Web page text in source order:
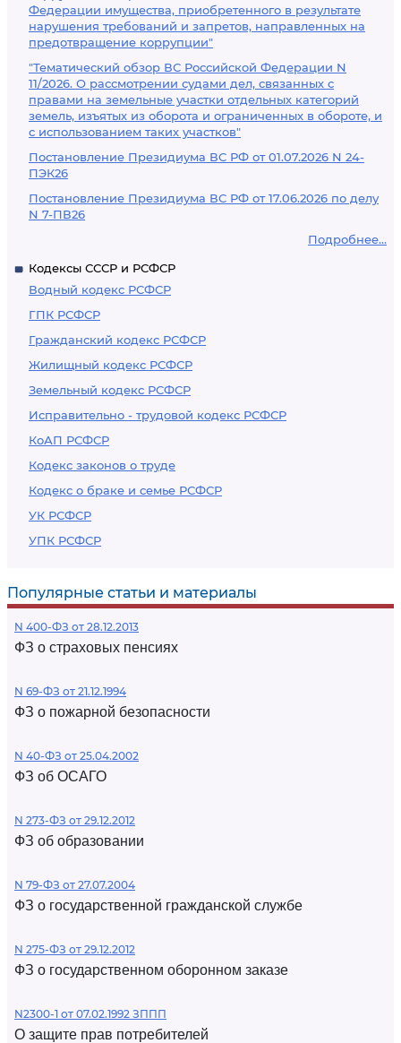
Федерации имущества, приобретенного в результате
нарушения требований и запретов, направленных на
предотвращение коррупции"
"Тематический обзор ВС Российской Федерации N
11/2026. О рассмотрении судами дел, связанных с
правами на земельные участки отдельных категорий
земель, изъятых из оборота и ограниченных в обороте, и
с использованием таких участков"
Постановление Президиума ВС РФ от 01.07.2026 N 24-
ПЭК26
Постановление Президиума ВС РФ от 17.06.2026 по делу
N 7-ПВ26
Подробнее...
Кодексы СССР и РСФСР
Водный кодекс РСФСР
ГПК РСФСР
Гражданский кодекс РСФСР
Жилищный кодекс РСФСР
Земельный кодекс РСФСР
Исправительно - трудовой кодекс РСФСР
КоАП РСФСР
Кодекс законов о труде
Кодекс о браке и семье РСФСР
УК РСФСР
УПК РСФСР
Популярные статьи и материалы
N 400-ФЗ от 28.12.2013
ФЗ о страховых пенсиях
N 69-ФЗ от 21.12.1994
ФЗ о пожарной безопасности
N 40-ФЗ от 25.04.2002
ФЗ об ОСАГО
N 273-ФЗ от 29.12.2012
ФЗ об образовании
N 79-ФЗ от 27.07.2004
ФЗ о государственной гражданской службе
N 275-ФЗ от 29.12.2012
ФЗ о государственном оборонном заказе
N2300-1 от 07.02.1992 ЗППП
О защите прав потребителей